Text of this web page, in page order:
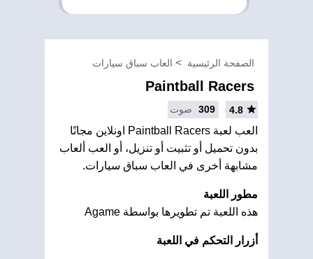
الصفحة الرئيسية العاب سباق سيارات
Paintball Racers
4.8
309 صوت
العب لعبة Paintball Racers اونلاين مجانًا
بدون تحميل أو تثبيت أو تنزيل، أو العب ألعاب
مشابهة أخرى في العاب سباق سيارات.
مطور اللعبة
هذه اللعبة تم تطويرها بواسطة Agame
أزرار التحكم في اللعبة